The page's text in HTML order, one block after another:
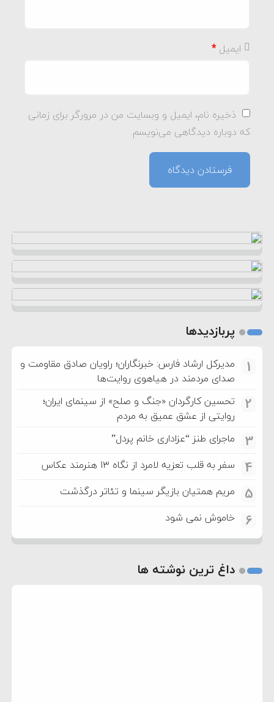
ایمیل*
ذخیره نام، ایمیل و وبسایت من در مرورگر برای زمانی
که دوباره دیدگاهی می‌نویسم.
پربازدیدها
1
مدیرکل ارشاد فارس: خبرنگاران؛ راویان صادق مقاومت و
صدای مردمند در هیاهوی روایت‌ها
2
تحسین کارگردان «جنگ و صلح» از سینمای ایران؛
روایتی از عشق عمیق به مردم
3 ماجرای طنز “عزاداری خانم پردل”
4 سفر به قلب تعزیه لامرد از نگاه ۱۳ هنرمند عکاس
5 مریم همتیان بازیگر سینما و تئاتر درگذشت
6 خاموش نمی شود
داغ ترین نوشته ها